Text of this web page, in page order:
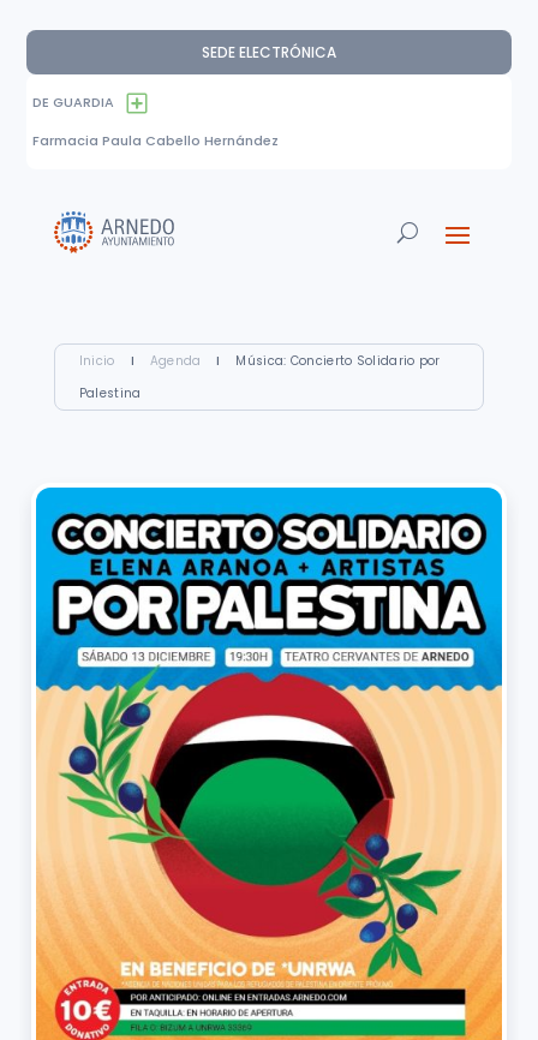
SEDE ELECTRÓNICA
DE GUARDIA
Farmacia Paula Cabello Hernández
Inicio I Agenda I
Música: Concierto Solidario por
Palestina